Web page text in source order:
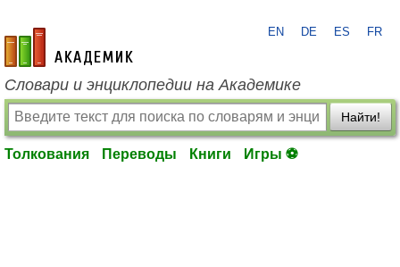
academic.ru
EN DE ES FR
Словари и энциклопедии на Академике
Найти!
Толкования Переводы Книги Игры ⚽